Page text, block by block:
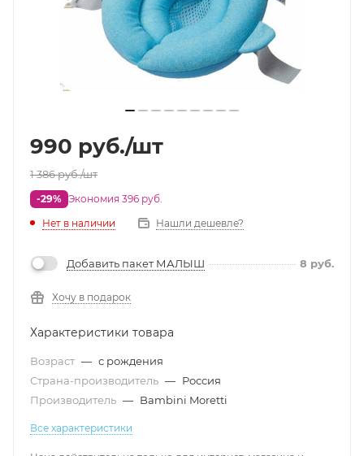
990 руб./шт
1 386руб./шт
-29% Экономия 396 руб.
Нет в наличии
Нашли дешевле?
Добавить пакет МАЛЫШ 8 руб.
Хочу в подарок
Характеристики товара
Возраст — с рождения
Страна-производитель — Россия
Производитель — Bambini Moretti
Все характеристики